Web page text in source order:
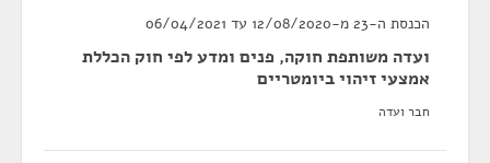
הכנסת ה-23 מ-12/08/2020 עד 06/04/2021
ועדה משותפת חוקה, פנים ומדע לפי חוק הכללת
אמצעי זיהוי ביומטריים
חבר ועדה